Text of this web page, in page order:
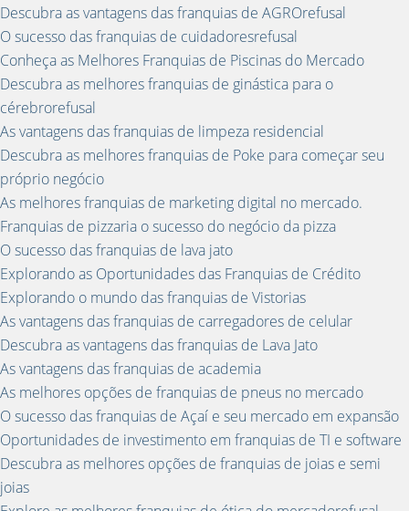
Descubra as vantagens das franquias de AGROrefusal
O sucesso das franquias de cuidadoresrefusal
Conheça as Melhores Franquias de Piscinas do Mercado
Descubra as melhores franquias de ginástica para o
cérebrorefusal
As vantagens das franquias de limpeza residencial
Descubra as melhores franquias de Poke para começar seu
próprio negócio
As melhores franquias de marketing digital no mercado.
Franquias de pizzaria o sucesso do negócio da pizza
O sucesso das franquias de lava jato
Explorando as Oportunidades das Franquias de Crédito
Explorando o mundo das franquias de Vistorias
As vantagens das franquias de carregadores de celular
Descubra as vantagens das franquias de Lava Jato
As vantagens das franquias de academia
As melhores opções de franquias de pneus no mercado
O sucesso das franquias de Açaí e seu mercado em expansão
Oportunidades de investimento em franquias de TI e software
Descubra as melhores opções de franquias de joias e semi
joias